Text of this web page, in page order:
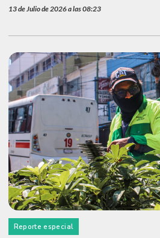
13 de Julio de 2026 a las 08:23
Reporte especial